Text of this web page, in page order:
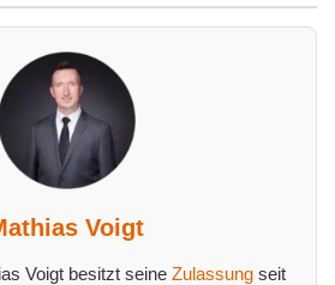
Voigt
Voigt besitzt seine Zulassung seit